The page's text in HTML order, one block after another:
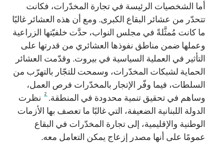
أما الشخصيات الرئيسة في تجارة المخدّرات، فكانت
تتحدّر من عشائر البقاع الكبرى. ومع أن هذه العشائر غالبًا
ما كانت مُمثَّلةً في مجلس النواب، حدَّت خلفيّتها الزراعية
وعملها ضمن مناطق نفوذها العشائري من قدرتها على
التأثير في العملية السياسية في بيروت. وقدّمت العشائر
الحماية لشبكات المخدّرات، وسمحت للتجّار بالتهرّب من
السلطات، فيما وفّر الإتجار بالمخدّرات فرص العمل،
وساهم في تحقيق تنمية محدودة في المنطقة. 2
نظرت
الدولة اللبنانية الضعيفة، التي غالبًا ما تعصف بها الأزمات
الوطنية والإقليمية، إلى تجارة المخدّرات في البقاع
عمومًا على أنها مصدر إزعاج يمكن التعامل معه.